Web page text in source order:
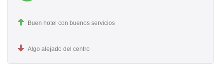
Buen hotel con buenos servicios
Algo alejado del centro